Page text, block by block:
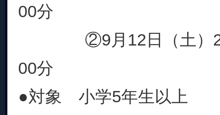
00分
②9月12日（土）21
00分
●対象 小学5年生以上